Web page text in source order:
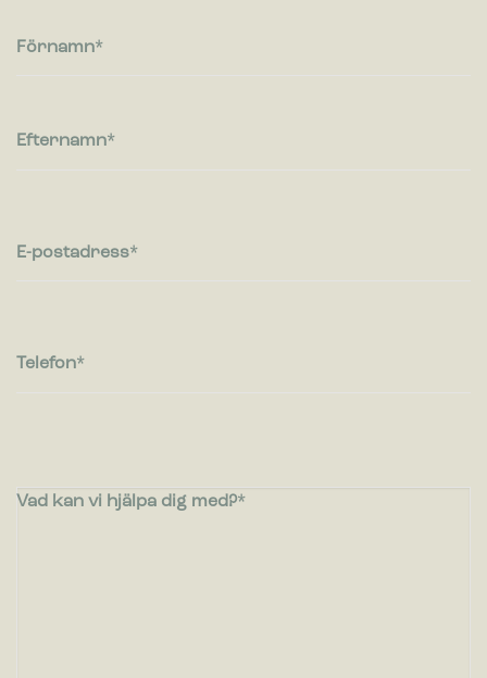
rapportera in information anonymt.
Cookies för marknadsföring används för att spåra besökare
Förnamn
Efternamn
E-postadress
Telefon
Vad kan vi hjälpa dig med?